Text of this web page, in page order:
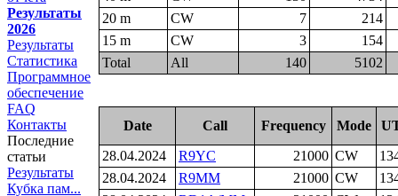
Результаты
2026
Результаты
Статистика
Программное
обеспечение
FAQ
Контакты
Последние
статьи
Результаты
Кубка пам...
20 m
CW 7
214
15 m
CW 3
154
Total
All 140 5102
Date Call Frequency Mode
28.04.2024
R9YC 21000 CW
28.04.2024
R9MM 21000 CW